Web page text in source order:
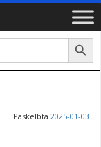
Search Button
Paskelbta 2025-01-03